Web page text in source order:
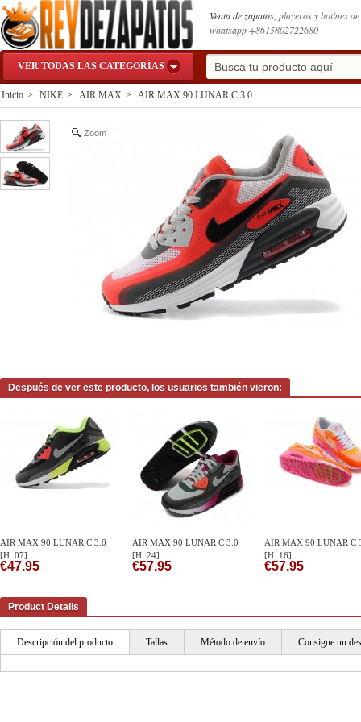
Venta de zapatos, playeros y botines
whatsapp +8615802722680
VER TODAS LAS CATEGORÍAS
Inicio > NIKE > AIR MAX > AIR MAX 90 LUNAR C 3.0
Zoom
Después de ver este producto, los usuarios también vieron:
AIR MAX 90 LUNAR C 3.0
[H. 07]
€47.95
AIR MAX 90 LUNAR C 3.0
[H. 24]
€57.95
AIR MAX 90 LUNAR C
[H. 16]
€57.95
Product Details
Descripción del producto Tallas Método de envío Consigue un